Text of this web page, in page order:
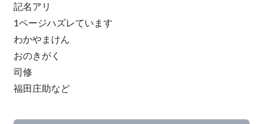
記名アリ
1ページハズレています
わかやまけん
おのきがく
司修
福田庄助など